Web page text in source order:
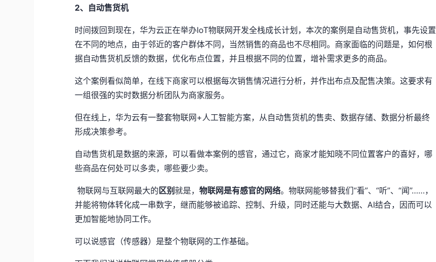
2、自动售货机
时间拨回到现在，华为云正在举办IoT物联网开发全栈成长计划，本次的案例是自动售货机，事先设置
在不同的地点，由于邻近的客户群体不同，当然销售的商品也不尽相同。商家面临的问题是，如何根
据自动售货机反馈的数据，优化布点位置，并且根据不同的位置，增补需求更多的商品。
这个案例看似简单，在线下商家可以根据每次销售情况进行分析，并作出布点及配售决策。这要求有
一组很强的实时数据分析团队为商家服务。
但在线上，华为云有一整套物联网+人工智能方案，从自动售货机的售卖、数据存储、数据分析最终
形成决策参考。
自动售货机是数据的来源，可以看做本案例的感官，通过它，商家才能知晓不同位置客户的喜好，哪
些商品在何处可以多卖，哪些要少卖。
物联网与互联网最大的 区别就是，物联网是有感官的网络。物联网能够替我们“看”、“听”、“闻”……，
并能将物体转化成一串数字，继而能够被追踪、控制、升级，同时还能与大数据、AI结合，因而可以
更加智能地协同工作。
可以说感官（传感器）是整个物联网的工作基础。